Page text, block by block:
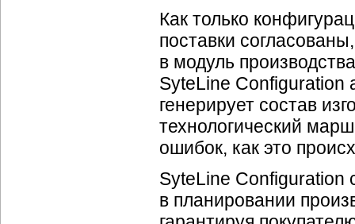
Как только
поставки
в модуль
SyteLine Configuration
генерирует состав
технологический
ошибок, как это
SyteLine Configuration
в планировании